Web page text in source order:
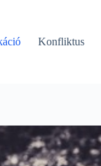
Konfliktus